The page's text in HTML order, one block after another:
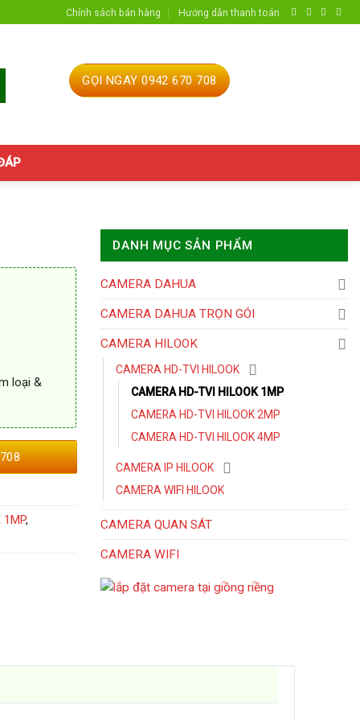
Chính sách bán hàng Hướng dẫn thanh toán
GỌI NGAY 0942 670 708
loại &
1MP,
DANH MỤC SẢN PHẨM
CAMERA DAHUA
CAMERA DAHUA TRỌN GÓI
CAMERA HILOOK
CAMERA HD-TVI HILOOK
CAMERA HD-TVI HILOOK 1MP
CAMERA HD-TVI HILOOK 2MP
CAMERA HD-TVI HILOOK 4MP
CAMERA IP HILOOK
CAMERA WIFI HILOOK
CAMERA QUAN SÁT
CAMERA WIFI